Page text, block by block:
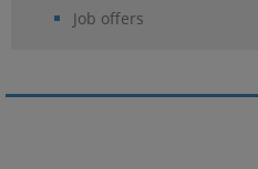
Job offers